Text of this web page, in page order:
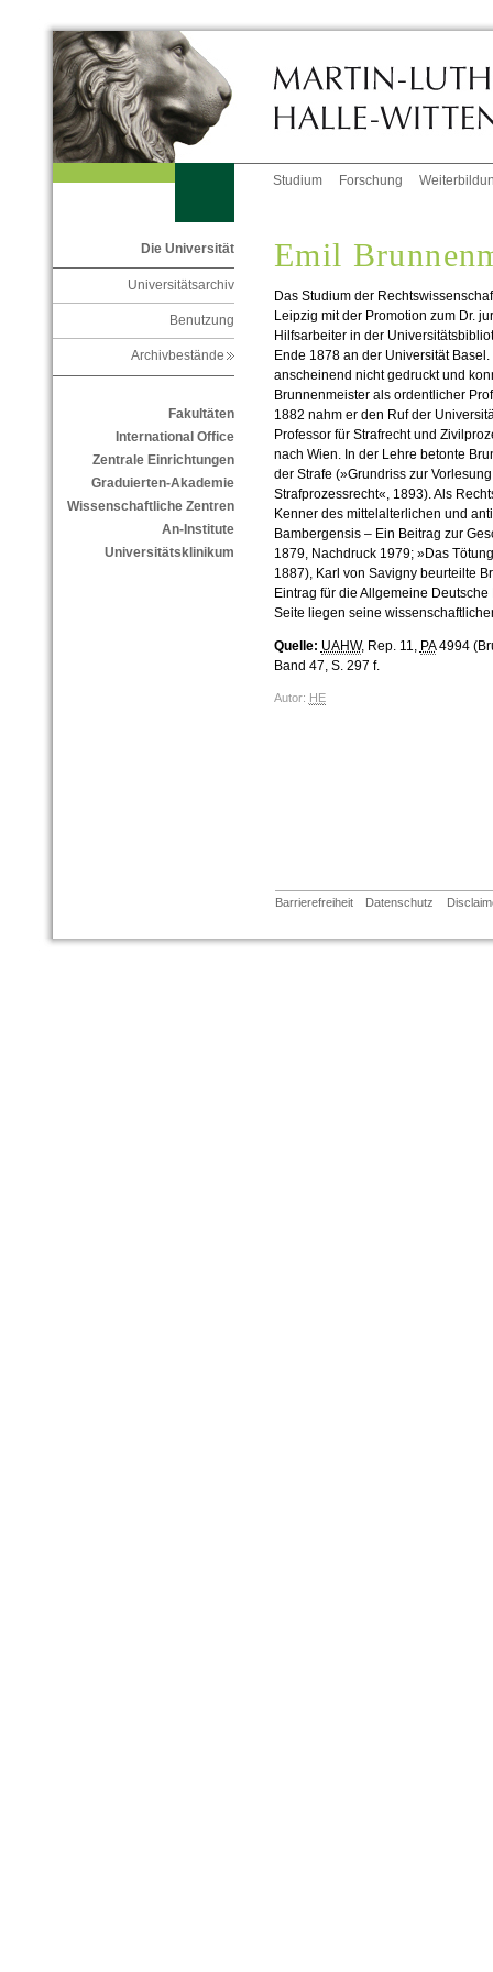
Studium Forschung
Die Universität
Universitätsarchiv
Benutzung
Archivbestände
Fakultäten
International Office
Zentrale Einrichtungen
Graduierten-Akademie
Wissenschaftliche Zentren
An-Institute
Universitätsklinikum
Emil
Das Studium der
Leipzig mit der Promotion zum Dr.
Hilfsarbeiter in der
Ende 1878 an der Universität
anscheinend nicht gedruckt und
Brunnenmeister als ordentlicher
1882 nahm er den Ruf der
Professor für Strafrecht und
nach Wien. In der Lehre betonte
der Strafe (»Grundriss zur
Strafprozessrecht«, 1893). Als
Kenner des mittelalterlichen und
Bambergensis – Ein Beitrag zur
1879, Nachdruck 1979; »Das
1887), Karl von Savigny beurteilte
Eintrag für die Allgemeine
Seite liegen seine
Quelle: UAHW, Rep. 11, PA4994
Band 47, S. 297 f.
Autor: HE
Barrierefreiheit Datenschutz